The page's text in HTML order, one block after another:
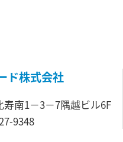
ド株式会社
南1－3－7隅越ビル6F
9348